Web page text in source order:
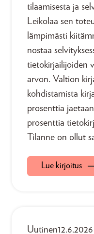
tilaamisesta ja
Leikolaa sen
lämpimästi
nostaa
tietokirjailijoiden
arvon. Valtion
kohdistamista
prosenttia
prosenttia
Tilanne on ollut
Lue kirjoitus
Uutinen12.6.2026